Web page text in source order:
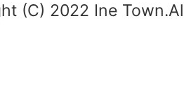
(C) 2022 Ine